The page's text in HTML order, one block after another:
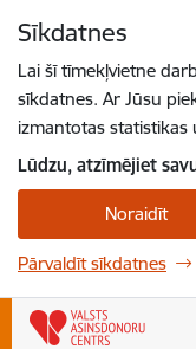
Sīkdatnes
Lai šī tīmekļvietne
sīkdatnes. Ar Jūsu
izmantotas statistikas
Lūdzu, atzīmējiet
Noraidīt
Pārvaldīt sīkdatnes